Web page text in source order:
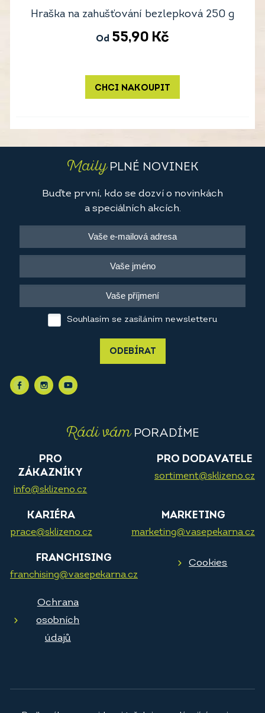
Hraška na zahušťování bezlepková 250 g
Od 55,90 Kč
CHCI NAKOUPIT
MailyPLNÉ NOVINEK
Buďte první, kdo se dozví o novinkách
a speciálních akcích.
Souhlasím se zasíláním newsletteru
ODEBÍRAT
Rádi vámPORADÍME
PRO
ZÁKAZNÍKY
info@sklizeno.cz
PRO DODAVATELE
sortiment@sklizeno.cz
KARIÉRA
prace@sklizeno.cz
MARKETING
marketing@vasepekarna.cz
FRANCHISING
franchising@vasepekarna.cz
Cookies
Ochrana
osobních
údajů